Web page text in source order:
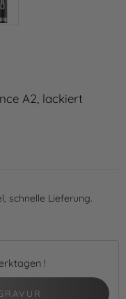
A2, lackiert
schnelle Lieferung.
!